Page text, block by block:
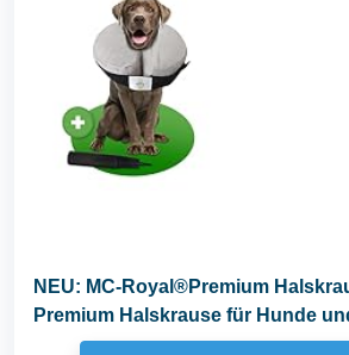
NEU: MC-Royal®Premium
Premium Halskrause für Hunde